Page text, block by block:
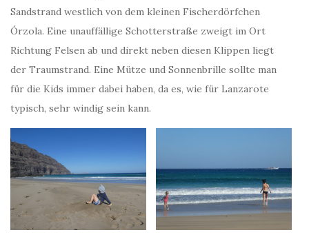
Sandstrand westlich von dem kleinen Fischerdörfchen
Órzola. Eine unauffällige Schotterstraße zweigt im Ort
Richtung Felsen ab und direkt neben diesen Klippen liegt
der Traumstrand. Eine Mütze und Sonnenbrille sollte man
für die Kids immer dabei haben, da es, wie für Lanzarote
typisch, sehr windig sein kann.